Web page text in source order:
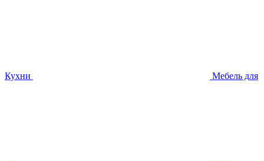
Кухни Мебель для